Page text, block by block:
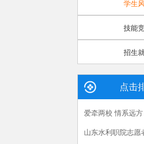
学生
技能
招生
点击
爱牵两校 情系远方